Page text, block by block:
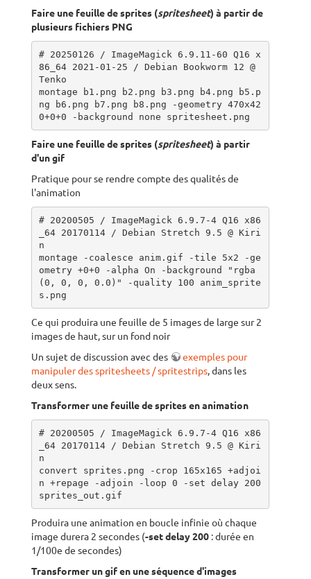
Faire une feuille de sprites (spritesheet) à partir de
plusieurs fichiers PNG
# 20250126 / ImageMagick 6.9.11-60 Q16 x
86_64 2021-01-25 / Debian Bookworm 12 @
Tenko
montage b1.png b2.png b3.png b4.png b5.p
ng b6.png b7.png b8.png -geometry 470x42
0+0+0 -background none spritesheet.png
Faire une feuille de sprites (spritesheet) à partir
d'un gif
Pratique pour se rendre compte des qualités de
l'animation
# 20200505 / ImageMagick 6.9.7-4 Q16 x86
_64 20170114 / Debian Stretch 9.5 @ Kiri
n
montage -coalesce anim.gif -tile 5x2 -ge
ometry +0+0 -alpha On -background "rgba
(0, 0, 0, 0.0)" -quality 100 anim_sprite
s.png
Ce qui produira une feuille de 5 images de large sur 2
images de haut, sur un fond noir
Un sujet de discussion avec des
exemples pour
manipuler des spritesheets / spritestrips, dans les
deux sens.
Transformer une feuille de sprites en animation
# 20200505 / ImageMagick 6.9.7-4 Q16 x86
_64 20170114 / Debian Stretch 9.5 @ Kiri
n
convert sprites.png -crop 165x165 +adjoi
n +repage -adjoin -loop 0 -set delay 200
sprites_out.gif
Produira une animation en boucle infinie où chaque
image durera 2 secondes (-set delay 200 : durée en
1/100e de secondes)
Transformer un gif en une séquence d'images